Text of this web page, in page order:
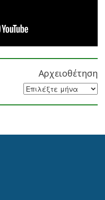
Αρχειοθέτηση
Αρχειοθέτηση